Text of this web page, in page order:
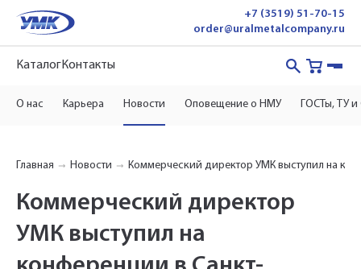
+7 (3519) 51-70-15
order@uralmetalcompany.ru
КаталогКонтакты
О нас Карьера Новости Оповещение о НМУ ГОСТы, ТУ и
Главная Новости Коммерческий директор УМК выступил на
Коммерческий директор
УМК выступил на